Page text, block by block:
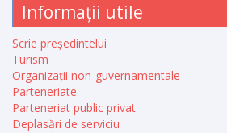
Informații utile
Scrie președintelui
Turism
Organizații non-guvernamentale
Parteneriate
Parteneriat public privat
Deplasări de serviciu